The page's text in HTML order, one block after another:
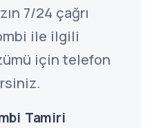
7/24 çağrı
ile ilgili
için telefon
Tamiri